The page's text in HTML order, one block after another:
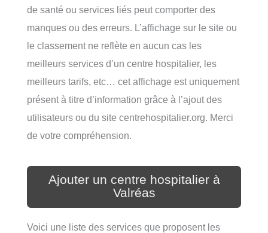
de santé ou services liés peut comporter des
manques ou des erreurs. L’affichage sur le site ou
le classement ne reflète en aucun cas les
meilleurs services d’un centre hospitalier, les
meilleurs tarifs, etc… cet affichage est uniquement
présent à titre d’information grâce à l’ajout des
utilisateurs ou du site centrehospitalier.org. Merci
de votre compréhension.
Ajouter un centre hospitalier à
Valréas
Voici une liste des services que proposent les